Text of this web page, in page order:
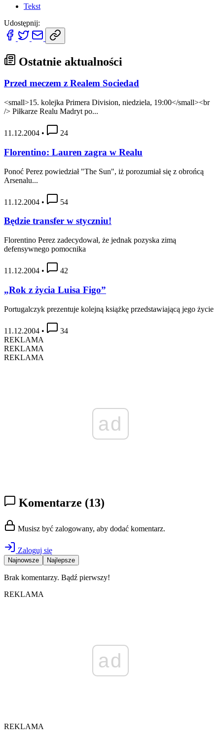
Tekst
Udostępnij:
Ostatnie aktualności
Przed meczem z Realem Sociedad
<small>15. kolejka Primera Division, niedziela, 19:00</small><br
/> Piłkarze Realu Madryt po...
11.12.2004 • 24
Florentino: Lauren zagra w Realu
Ponoć Perez powiedział "The Sun", iż porozumiał się z obrońcą
Arsenalu...
11.12.2004 • 54
Będzie transfer w styczniu!
Florentino Perez zadecydował, że jednak pozyska zimą
defensywnego pomocnika
11.12.2004 • 42
„Rok z życia Luisa Figo”
Portugalczyk prezentuje kolejną książkę przedstawiającą jego życie
11.12.2004 •
34
REKLAMA
REKLAMA
REKLAMA
ad
Komentarze (13)
Musisz być zalogowany, aby dodać komentarz.
Zaloguj się
Najnowsze Najlepsze
Brak komentarzy. Bądź pierwszy!
REKLAMA
ad
REKLAMA